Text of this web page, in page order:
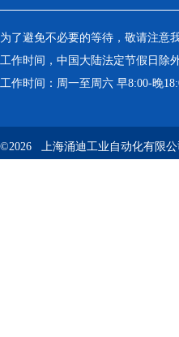
为了避免不必要的等待，敬请注意
工作时间，中国大陆法定节假日除外
工作时间：周一至周六 早8:00-晚
©2026 上海涌迪工业自动化有限公